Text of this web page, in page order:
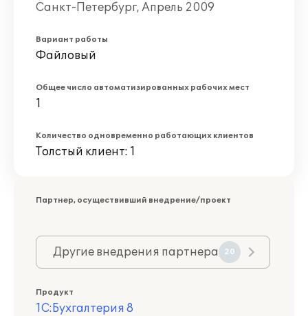
Санкт-Петербург, Апрель 2009
Вариант работы
Файловый
Общее число автоматизированных рабочих мест
1
Количество одновременно работающих клиентов
Толстый клиент: 1
Партнер, осуществивший внедрение/проект
Другие внедрения партнера 20
Продукт
1С:Бухгалтерия 8